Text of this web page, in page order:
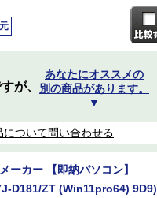
が、
あなたにオススメの
別の商品があります。
▼
について問い合わせる
ーカー 【即納パソコン】
D181/ZT (Win11pro64) 9D9)